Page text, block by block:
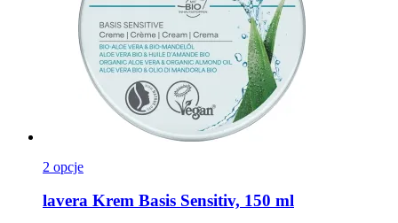
2 opcje
lavera Krem Basis Sensitiv, 150 ml